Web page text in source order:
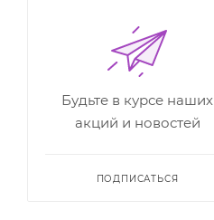
Будьте в курсе наших
акций и новостей
ПОДПИСАТЬСЯ